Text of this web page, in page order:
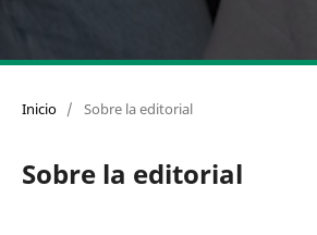
Inicio / Sobre la editorial
Sobre la editorial